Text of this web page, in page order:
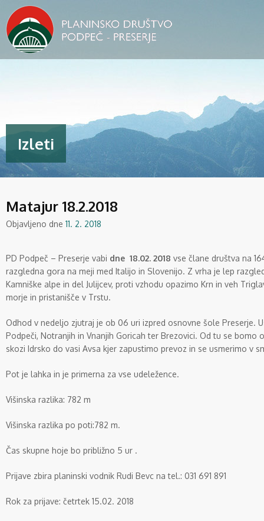
Izleti
Matajur 18.2.2018
Objavljeno dne 11. 2. 2018
PD Podpeč – Preserje vabi dne 18.02. 2018 vse člane društva na
razgledna gora na meji med Italijo in Slovenijo. Z vrha je lep
Kamniške alpe in del Julijcev, proti vzhodu opazimo Krn in veh
morje in pristanišče v Trstu.
Odhod v nedeljo zjutraj je ob 06 uri izpred osnovne šole Preserje.
Podpeči, Notranjih in Vnanjih Goricah ter Brezovici. Od tu se bomo
skozi Idrsko do vasi Avsa kjer zapustimo prevoz in se usmerimo v
Pot je lahka in je primerna za vse udeležence.
Višinska razlika: 782 m
Višinska razlika po poti:782 m.
Čas skupne hoje bo približno 5 ur .
Prijave zbira planinski vodnik Rudi Bevc na tel.: 031 691 891
Rok za prijave: četrtek 15.02. 2018